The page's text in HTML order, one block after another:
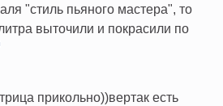
"стиль пьяного мастера", то
выточили и покрасили по
прикольно))вертак есть